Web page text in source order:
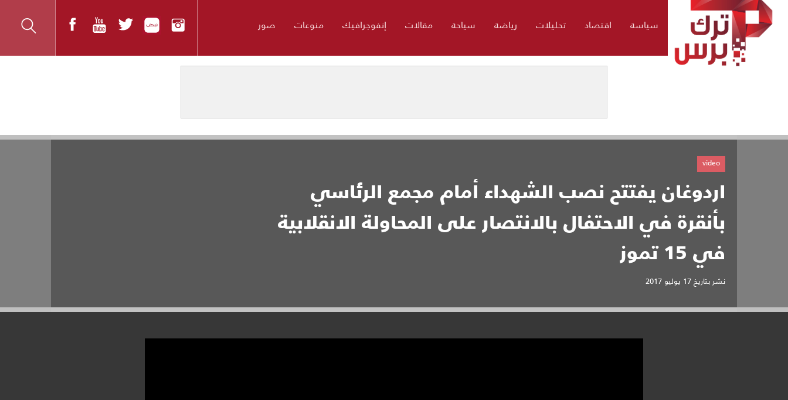
سياسة اقتصاد تحليلات رياضة سياحة مقالات إنفوجرافيك منوعات صور
اردوغان يفتتح نصب الشهداء أمام مجمع الرئاسي
بأنقرة في الاحتفال بالانتصار على المحاولة الانقلابية
في 15 تموز
نشر بتاريخ17 يوليو 2017
video